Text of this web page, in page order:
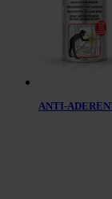
ANTI-